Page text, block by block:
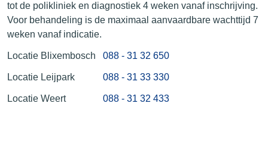
tot de polikliniek en diagnostiek 4 weken vanaf inschrijving.
Voor behandeling is de maximaal aanvaardbare wachttijd 7
weken vanaf indicatie.
Locatie Blixembosch 088 - 31 32 650
Locatie Leijpark 088 - 31 33 330
Locatie Weert 088 - 31 32 433